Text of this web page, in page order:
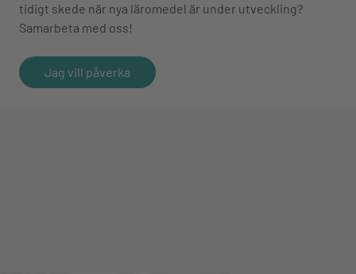
tidigt skede när nya läromedel är under utveckling?
Samarbeta med oss!
Jag vill påverka